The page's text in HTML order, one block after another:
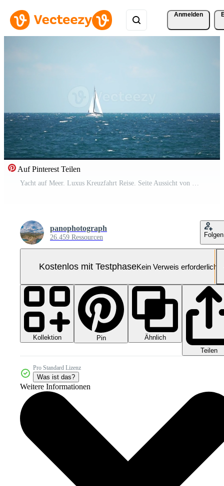
Anmelden
Auf Pinterest Teilen
Yacht auf Meer. Luxus Kreuzfahrt Reise. Seite Aussicht von Weiß Boot auf tief Blau Wasser. Antenne Aussicht von Reich Yacht Segeln Meer. Sommer- Reise auf Luxus Schiff. Pro Video
panophotograph
26.459 Ressourcen Folgen
Kostenlos mit TestphaseKein Verweis erforderlich
Kollektion Pin
Ähnlich
Teilen
Pro Standard Lizenz
Was ist das?
Weitere Informationen